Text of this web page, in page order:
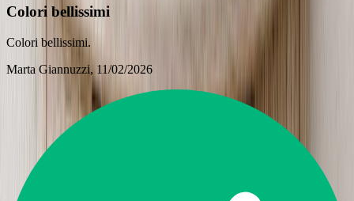
Colori bellissimi
Colori bellissimi.
Marta Giannuzzi, 11/02/2026